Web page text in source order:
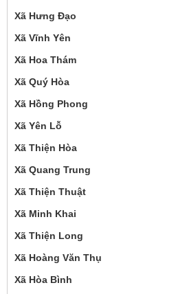
Xã Hưng Đạo
Xã Vĩnh Yên
Xã Hoa Thám
Xã Quý Hòa
Xã Hồng Phong
Xã Yên Lỗ
Xã Thiện Hòa
Xã Quang Trung
Xã Thiện Thuật
Xã Minh Khai
Xã Thiện Long
Xã Hoàng Văn Thụ
Xã Hòa Bình